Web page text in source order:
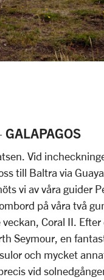
Vid
till Baltra via
vi av våra guider
på våra två
Coral II. Efter
Seymour, en
och mycket
vid